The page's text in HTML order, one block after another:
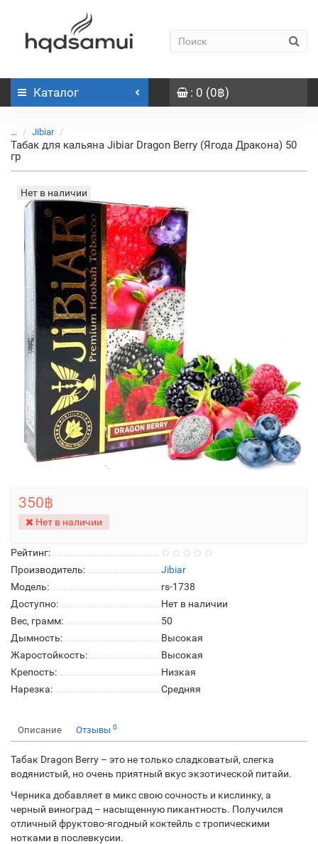
Каталог : 0 (0฿)
... Jibiar
Табак для кальяна Jibiar Dragon Berry (Ягода Дракона) 50
гр
Нет в наличии
Рейтинг:
Производитель:
Jibiar
Модель:
rs-1738
Доступно:
Нет в наличии
Вес, грамм:
50
Дымность:
Высокая
Жаростойкость:
Высокая
Крепость:
Низкая
Нарезка:
Средняя
350฿
Нет в наличии
Описание Отзывы 0
Табак Dragon Berry – это не только сладковатый, слегка
водянистый, но очень приятный вкус экзотической питайи.
Черника добавляет в микс свою сочность и кислинку, а
черный виноград – насыщенную пикантность. Получился
отличный фруктово-ягодный коктейль с тропическими
нотками в послевкусии.